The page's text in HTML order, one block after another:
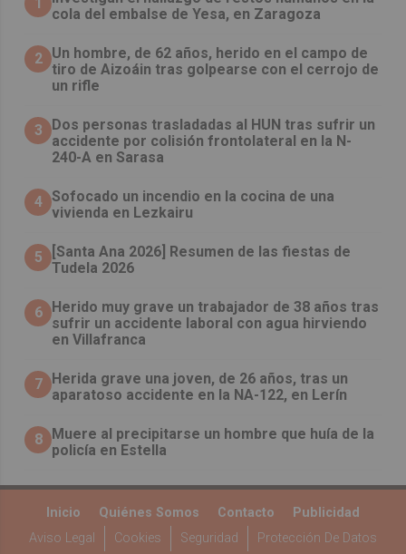
cola del embalse de Yesa, en Zaragoza
2 Un hombre, de 62 años, herido en el campo de
tiro de Aizoáin tras golpearse con el cerrojo de
un rifle
3
​Dos personas trasladadas al HUN tras sufrir un
accidente por colisión frontolateral en la N-
240-A en Sarasa
4 Sofocado un incendio en la cocina de una
vivienda en Lezkairu
5
[Santa Ana 2026] Resumen de las fiestas de
Tudela 2026
6 Herido muy grave un trabajador de 38 años tras
sufrir un accidente laboral con agua hirviendo
en Villafranca
7 Herida grave una joven, de 26 años, tras un
aparatoso accidente en la NA-122, en Lerín
8 Muere al precipitarse un hombre que huía de la
policía en Estella
Inicio Quiénes Somos Contacto
Publicidad
Aviso Legal
Cookies Seguridad Protección De Datos